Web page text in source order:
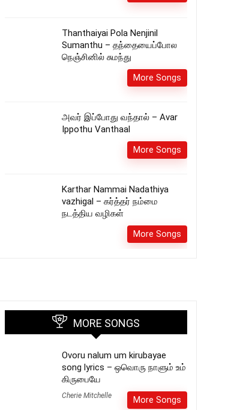
Thanthaiyai Pola Nenjinil
Sumanthu – தந்தையைப்போல
நெஞ்சினில் சுமந்து
More Songs
அவர் இப்போது வந்தால் – Avar
Ippothu Vanthaal
More Songs
Karthar Nammai Nadathiya
vazhigal – கர்த்தர் நம்மை
நடத்திய வழிகள்
More Songs
MORE SONGS
Ovoru nalum um kirubayae
song lyrics – ஒவொரு நாளும் உம்
கிருபையே
Cherie Mitchelle More Songs